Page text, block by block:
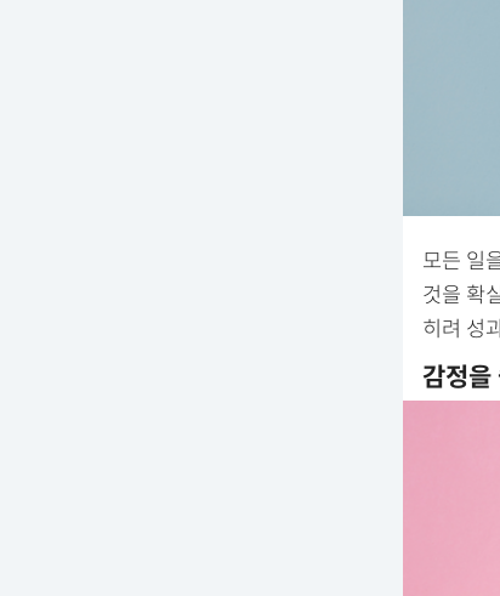
모든 일
것을 확
히려 성
감정을